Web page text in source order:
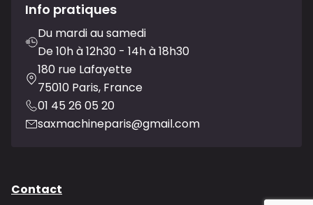
Info pratiques
Du mardi au samedi
De 10h à 12h30 - 14h à 18h30
180 rue Lafayette
75010 Paris, France
01 45 26 05 20
saxmachineparis@gmail.com
Contact